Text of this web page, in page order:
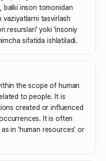
balki inson tomonidan
vaziyatlarni tasvirlash
resurslari' yoki 'insoniy
sifatida ishlatiladi.
the scope of human
to people. It is
created or influenced
It is often
in 'human resources' or